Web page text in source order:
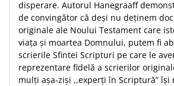
disperare. Autorul Hanegraaff
de convingător că deşi nu deţinem
originale ale Noului Testament care
viaţa şi moartea Domnului, putem fi
scrierile Sfintei Scripturi pe care le
reprezentare fidelă a scrierilor
mulţi aşa-zişi ,,experţi în Scriptură” îşi